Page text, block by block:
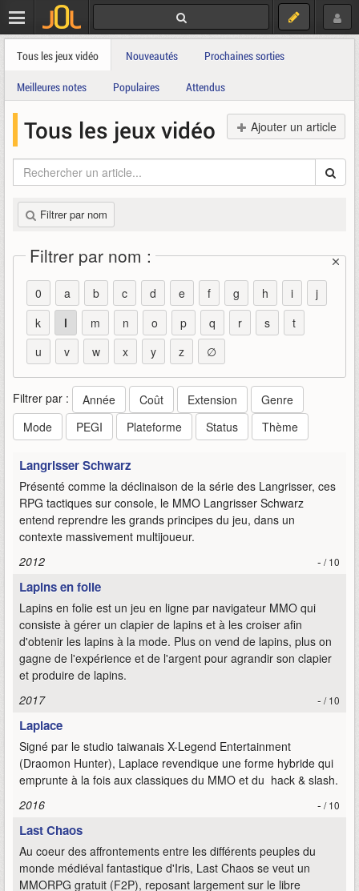
Tous les jeux vidéo Nouveautés Prochaines sorties
Meilleures notes Populaires Attendus
Ajouter un article
Tous les jeux vidéo
Filtrer par nom
Filtrer par nom :
0 a b c d e f g h i
j
k
l m n o p q r s
t
u
v w x y z ∅
Filtrer par : Année Coût Extension
Genre
Mode
PEGI Plateforme Status Thème
Langrisser Schwarz
Présenté comme la déclinaison de la série des Langrisser, ces
RPG tactiques sur console, le MMO Langrisser Schwarz
entend reprendre les grands principes du jeu, dans un
contexte massivement multijoueur.
2012
- / 10
Lapins en folie
Lapins en folie est un jeu en ligne par navigateur MMO qui
consiste à gérer un clapier de lapins et à les croiser afin
d'obtenir les lapins à la mode. Plus on vend de lapins, plus on
gagne de l'expérience et de l'argent pour agrandir son clapier
et produire de lapins.
2017
- / 10
Laplace
Signé par le studio taiwanais X-Legend Entertainment
(Draomon Hunter), Laplace revendique une forme hybride qui
emprunte à la fois aux classiques du MMO et du hack & slash.
2016
- / 10
Last Chaos
Au coeur des affrontements entre les différents peuples du
monde médiéval fantastique d'Iris, Last Chaos se veut un
MMORPG gratuit (F2P), reposant largement sur le libre